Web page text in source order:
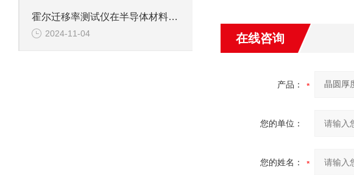
霍尔迁移率测试仪在半导体材料的研究中的应用
2024-11-04 在线咨询
产品：
您的单位：
您的姓名：